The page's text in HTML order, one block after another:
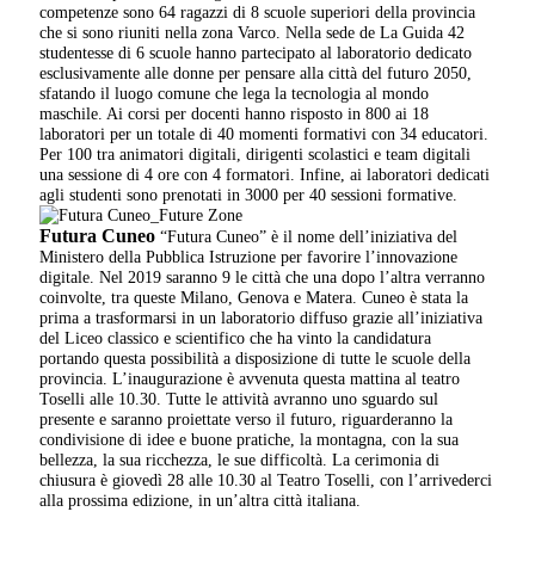
competenze sono 64 ragazzi di 8 scuole superiori della provincia
che si sono riuniti nella zona Varco. Nella sede de La Guida 42
studentesse di 6 scuole hanno partecipato al laboratorio dedicato
esclusivamente alle donne per pensare alla città del futuro 2050,
sfatando il luogo comune che lega la tecnologia al mondo
maschile. Ai corsi per docenti hanno risposto in 800 ai 18
laboratori per un totale di 40 momenti formativi con 34 educatori.
Per 100 tra animatori digitali, dirigenti scolastici e team digitali
una sessione di 4 ore con 4 formatori. Infine, ai laboratori dedicati
agli studenti sono prenotati in 3000 per 40 sessioni formative.
Futura Cuneo “Futura Cuneo” è il nome dell’iniziativa del
Ministero della Pubblica Istruzione per favorire l’innovazione
digitale. Nel 2019 saranno 9 le città che una dopo l’altra verranno
coinvolte, tra queste Milano, Genova e Matera. Cuneo è stata la
prima a trasformarsi in un laboratorio diffuso grazie all’iniziativa
del Liceo classico e scientifico che ha vinto la candidatura
portando questa possibilità a disposizione di tutte le scuole della
provincia. L’inaugurazione è avvenuta questa mattina al teatro
Toselli alle 10.30. Tutte le attività avranno uno sguardo sul
presente e saranno proiettate verso il futuro, riguarderanno la
condivisione di idee e buone pratiche, la montagna, con la sua
bellezza, la sua ricchezza, le sue difficoltà. La cerimonia di
chiusura è giovedì 28 alle 10.30 al Teatro Toselli, con l’arrivederci
alla prossima edizione, in un’altra città italiana.